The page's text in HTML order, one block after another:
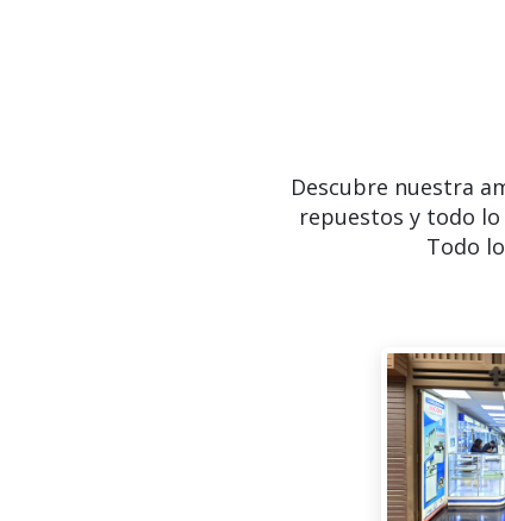
Descubre nuestra
repuestos y todo
Todo